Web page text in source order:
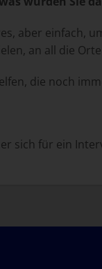
aber einfach,
an all die
die noch
sich für ein